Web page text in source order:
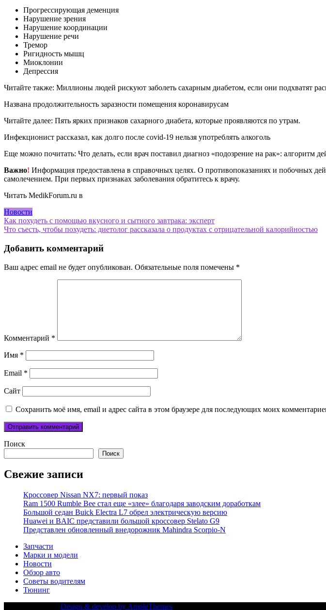
Прогрессирующая деменция
Нарушение зрения
Нарушение координации
Нарушение речи
Тремор
Ригидность мышц
Миоклонии
Депрессия
Читайте также: Миллионы людей рискуют заболеть сахарным диабетом, если они подхватят
Названа продолжительность заразности помещения коронавирусам
Читайте далее: Пять ярких признаков сахарного диабета, которые проявляются по утрам.
Инфекционист рассказал, как долго после covid-19 нельзя употреблять алкоголь
Еще можно почитать: Что делать, если врач поставил диагноз «подозрение на рак»: алгоритм
Важно! Информация предоставлена в справочных целях. О противопоказаниях и побочных
самолечением. При первых признаках заболевания обратитесь к врачу.
Читать MedikForum.ru в
Новости
Навигация
по
записям
Как похудеть с помощью вкусного и сытного завтрака: эксперт
Что съесть, чтобы похудеть: диетолог рассказала о продуктах с отрицательной калорийностью
Добавить комментарий
Ваш адрес email не будет опубликован. Обязательные поля помечены *
Комментарий *
Имя *
Email *
Сайт
Сохранить моё имя, email и адрес сайта в этом браузере для последующих моих
Поиск
Поиск
Свежие записи
Кроссовер Nissan NX7: первый показ
Ram 1500 Rumble Bee стал еще «злее» благодаря заводским доработкам
Большой седан Buick Electra L7 обрел электрическую версию
Huawei и BAIC представили большой кроссовер Stelato G9
Представлен обновленный внедорожник Mahindra Scorpio-N
Запчасти
Марки и модели
Новости
Обзор авто
Советы водителям
Тюнинг
Design & develop by AmpleThemes